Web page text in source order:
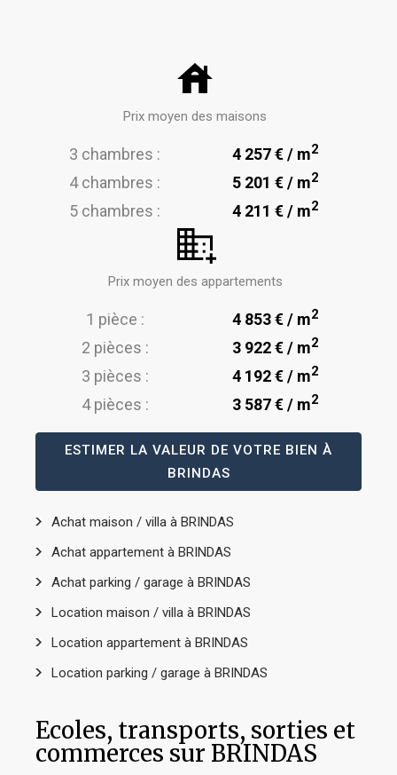
Prix moyen des maisons
3 chambres : 4 257 € / m2
4 chambres : 5 201 € / m2
5 chambres : 4 211 € / m2
Prix moyen des appartements
1 pièce : 4 853 € / m2
2 pièces : 3 922 € / m2
3 pièces : 4 192 € / m2
4 pièces : 3 587 € / m2
ESTIMER LA VALEUR DE VOTRE BIEN À
BRINDAS
Achat maison / villa à BRINDAS
Achat appartement à BRINDAS
Achat parking / garage à BRINDAS
Location maison / villa à BRINDAS
Location appartement à BRINDAS
Location parking / garage à BRINDAS
Ecoles, transports, sorties et
commerces sur BRINDAS